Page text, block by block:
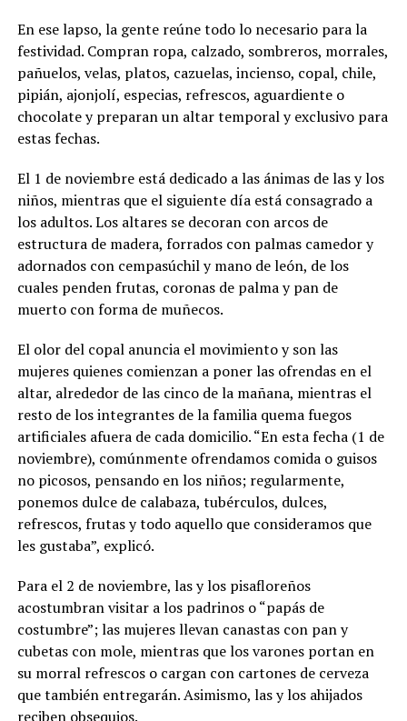
En ese lapso, la gente reúne todo lo necesario para la
festividad. Compran ropa, calzado, sombreros, morrales,
pañuelos, velas, platos, cazuelas, incienso, copal, chile,
pipián, ajonjolí, especias, refrescos, aguardiente o
chocolate y preparan un altar temporal y exclusivo para
estas fechas.
El 1 de noviembre está dedicado a las ánimas de las y los
niños, mientras que el siguiente día está consagrado a
los adultos. Los altares se decoran con arcos de
estructura de madera, forrados con palmas camedor y
adornados con cempasúchil y mano de león, de los
cuales penden frutas, coronas de palma y pan de
muerto con forma de muñecos.
El olor del copal anuncia el movimiento y son las
mujeres quienes comienzan a poner las ofrendas en el
altar, alrededor de las cinco de la mañana, mientras el
resto de los integrantes de la familia quema fuegos
artificiales afuera de cada domicilio. “En esta fecha (1 de
noviembre), comúnmente ofrendamos comida o guisos
no picosos, pensando en los niños; regularmente,
ponemos dulce de calabaza, tubérculos, dulces,
refrescos, frutas y todo aquello que consideramos que
les gustaba”, explicó.
Para el 2 de noviembre, las y los pisafloreños
acostumbran visitar a los padrinos o “papás de
costumbre”; las mujeres llevan canastas con pan y
cubetas con mole, mientras que los varones portan en
su morral refrescos o cargan con cartones de cerveza
que también entregarán. Asimismo, las y los ahijados
reciben obsequios.